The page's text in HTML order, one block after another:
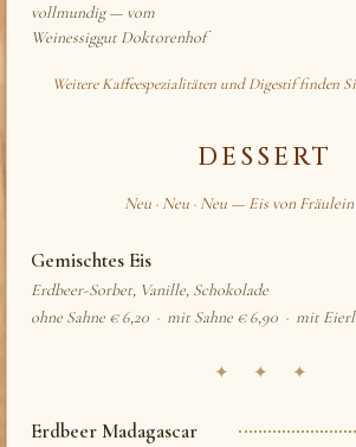
vollmundig — vom
Weinessiggut Doktorenhof
Weitere Kaffeespezialitäten und Digestif finden
DESSERT
Neu · Neu · Neu — Eis von
Gemischtes Eis
Erdbeer-Sorbet, Vanille, Schokolade
ohne Sahne € 6,20 · mit Sahne € 6,90 · mit
✦ ✦ ✦
Erdbeer Madagascar